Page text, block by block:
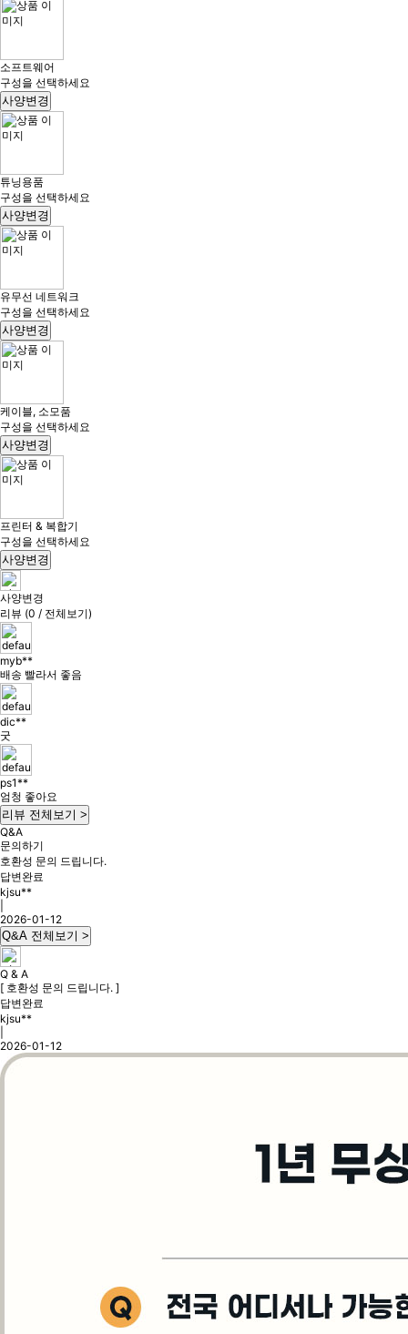
소프트웨어
구성을 선택하세요
사양변경
튜닝용품
구성을 선택하세요
사양변경
유무선 네트워크
구성을 선택하세요
사양변경
케이블, 소모품
구성을 선택하세요
사양변경
프린터 & 복합기
구성을 선택하세요
사양변경
사양변경
리뷰 (0 / 전체보기)
myb**
배송 빨라서 좋음
dic**
굿
ps1**
엄청 좋아요
리뷰 전체보기 >
Q&A
문의하기
호환성 문의 드립니다.
답변완료
kjsu**
2026-01-12
Q&A 전체보기 >
Q & A
[ 호환성 문의 드립니다. ]
답변완료
kjsu**
2026-01-12